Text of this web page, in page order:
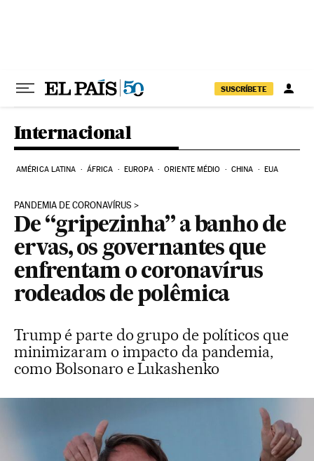
SUSCRÍBETE
Internacional
AMÉRICA LATINA ÁFRICA EUROPA ORIENTE MÉDIO CHINA EUA
PANDEMIA DE CORONAVÍRUS
De “gripezinha” a banho de
ervas, os governantes que
enfrentam o coronavírus
rodeados de polêmica
Trump é parte do grupo de políticos que
minimizaram o impacto da pandemia,
como Bolsonaro e Lukashenko